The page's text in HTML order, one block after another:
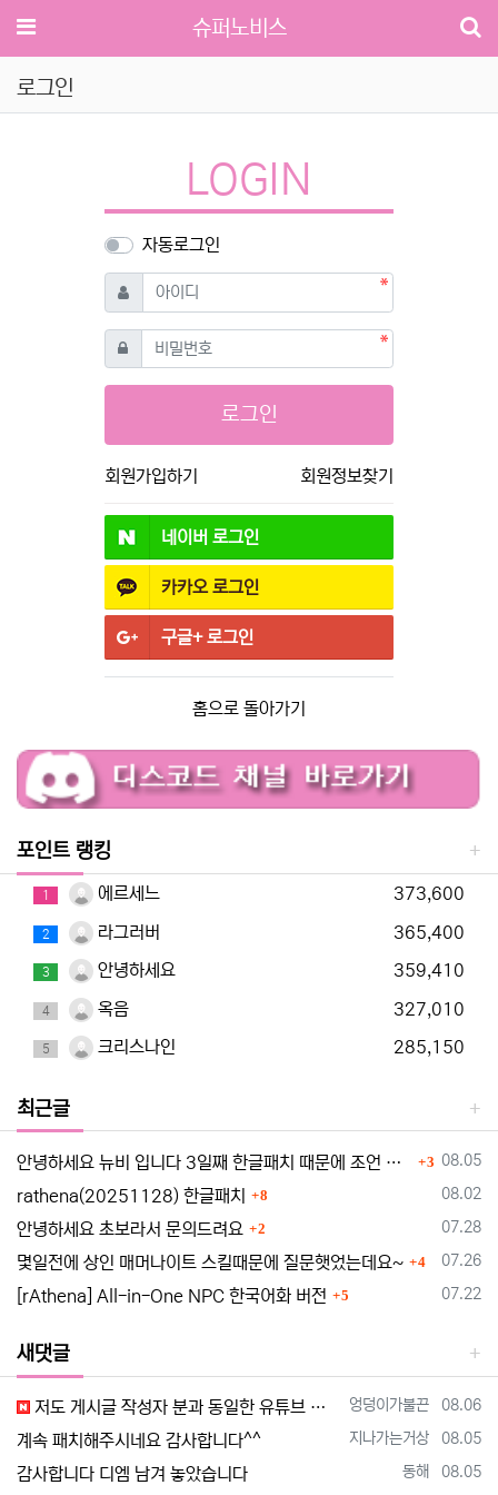
메뉴 슈퍼노비스
로그인
LOGIN
자동로그인
아이디 필수
비밀번호필수
로그인
회원가입하기 회원정보찾기
네이버 로그인
카카오로그인
구글+로그인
홈으로 돌아가기
포인트 랭킹
1 에르세느 373,600
2 라그러버 365,400
3 안녕하세요 359,410
4 옥음 327,010
5 크리스나인 285,150
최근글
등록일
08.05
안녕하세요 뉴비 입니다 3일째 한글패치 때문에 조언 드립니다
댓글
3
등록일
08.02
rathena(20251128) 한글패치 8
등록일
07.28
안녕하세요 초보라서 문의드려요 2
등록일
07.26
몇일전에 상인 매머나이트 스킬때문에 질문햇었는데요~ 4
등록일
07.22
[rAthena] All-in-One NPC 한국어화 버전 5
새댓글
등록자
엉덩이가불끈 등록일
08.06
저도 게시글 작성자 분과 동일한 유튜브 영상 보고 만드는 중인데요 한글화 하고 싶어서 디스코드 친추 하였습니다 디코 난쟁이 (nanja…
등록자
지나가는거상 등록일
08.05
계속 패치해주시네요 감사합니다^^
등록자
동해 등록일
08.05
감사합니다 디엠 남겨 놓았습니다